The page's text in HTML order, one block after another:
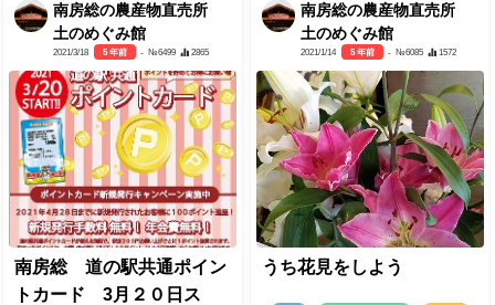
南房総の農産物直売所
土のめぐみ館
2021/3/18 5 年前 - №6499 2865
南房総 道の駅共通ポイン
トカード 3月２０日ス
南房総の農産物直売所
土のめぐみ館
2021/1/14 5 年前 - №6085 1572
うち花見をしよう